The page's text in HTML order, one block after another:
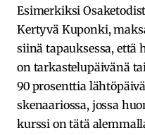
Esimerkiksi
Kertyvä Kuponki,
siinä tapauksessa,
on tarkastelupäivänä
90 prosenttia
skenaariossa, jossa
kurssi on tätä